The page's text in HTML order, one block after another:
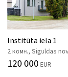
Institūta iela 1
2 комн., Siguldas
120 000 EUR